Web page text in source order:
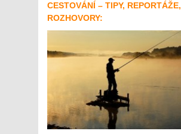
CESTOVÁNÍ – TIPY, REPORTÁŽE,
ROZHOVORY: